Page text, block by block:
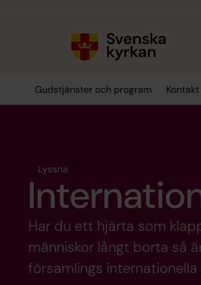
Gudstjänster och program Kontakt
Lyssna
Har du ett hjärta som
människor långt borta så
församlings internationella